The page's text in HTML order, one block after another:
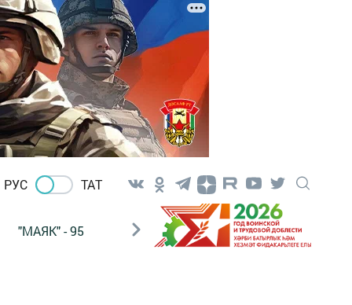
РУС ТАТ
"МАЯК" - 95 "ГУЛЬСТАН" НАШ ПОЧТАЛЬОН